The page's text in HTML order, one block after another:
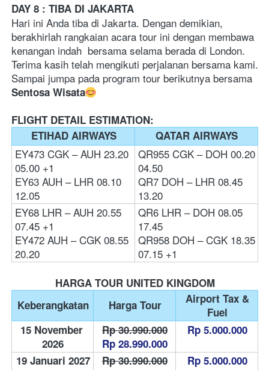
DAY 8 : TIBA DI JAKARTA
Hari ini Anda tiba di Jakarta. Dengan demikian,
berakhirlah rangkaian acara tour ini dengan membawa
kenangan indah  bersama selama berada di London.
Terima kasih telah mengikuti perjalanan bersama kami.
Sentosa Wisata
FLIGHT DETAIL ESTIMATION:
ETIHAD AIRWAYS
QATAR AIRWAYS
EY473 CGK – AUH 23.20
05.00 +1
EY63 AUH – LHR 08.10
12.05
QR955 CGK – DOH 00.20
04.50
QR7 DOH – LHR 08.45
13.20
EY68 LHR – AUH 20.55
07.45 +1
EY472 AUH – CGK 08.55
20.20
QR6 LHR – DOH 08.05
17.45
QR958 DOH – CGK 18.35
07.15 +1
HARGA TOUR UNITED KINGDOM
Keberangkatan
Harga Tour
Fuel
15 November
2026
Rp 30.990.000
Rp 28.990.000
Rp 5.000.000
19 Januari 2027
Rp 30.990.000
Rp 5.000.000